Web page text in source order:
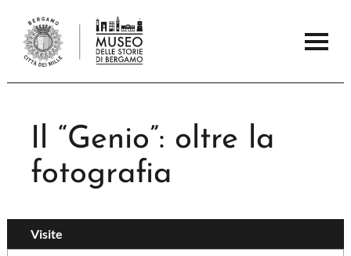
Il “Genio”: oltre la
fotografia
Visite